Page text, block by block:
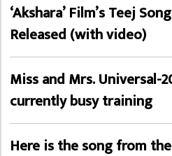
‘Akshara’ Film’s Teej
Released (with video)
Miss and Mrs. Universal-
currently busy training
Here is the song from the